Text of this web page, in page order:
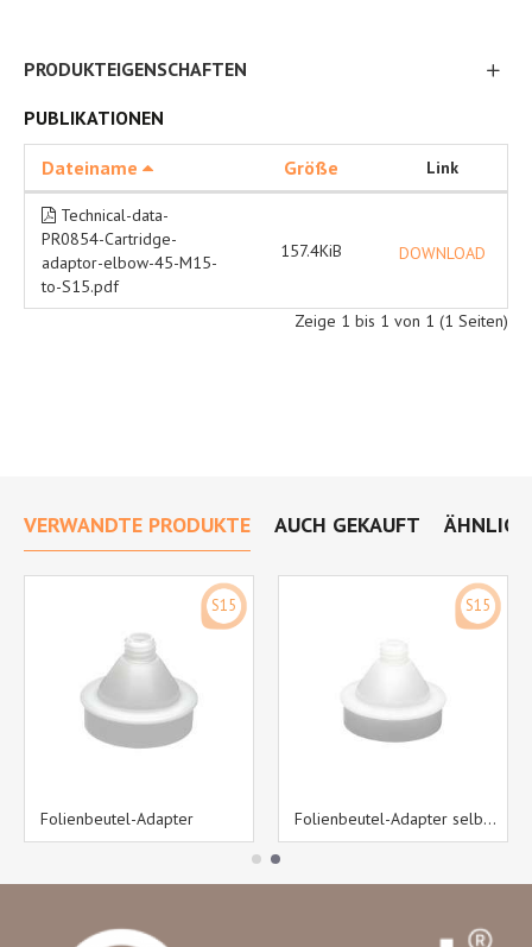
PRODUKTEIGENSCHAFTEN
PUBLIKATIONEN
Dateiname Größe Link
Technical-data-
PR0854-Cartridge-
adaptor-elbow-45-M15-
to-S15.pdf
157.4KiB DOWNLOAD
Zeige 1 bis 1 von 1 (1 Seiten)
VERWANDTE PRODUKTE AUCH GEKAUFT
S15
Folienbeutel-Adapter
S15
Folienbeutel-Adapter selbstpunktierend